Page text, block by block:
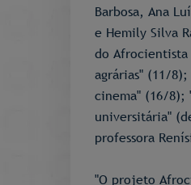
Barbosa, Ana
e Hemily Silva
do Afrocientista
agrárias" (11/
cinema" (16/8);
universitária"
professora
"O projeto